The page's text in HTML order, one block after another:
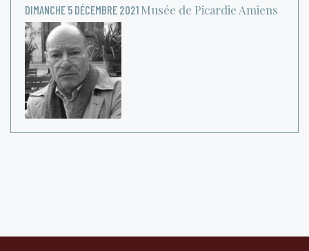
DIMANCHE 5 DÉCEMBRE 2021 Musée de Picardie Amiens